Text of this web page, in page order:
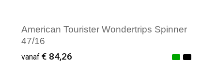
American Tourister Wondertrips Spinner
47/16
vanaf € 84,26